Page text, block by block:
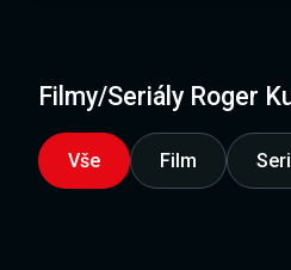
Filmy/Seriály Roger
Vše Film